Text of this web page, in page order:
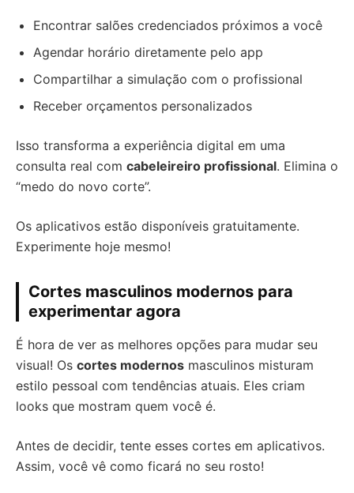
Encontrar salões credenciados próximos a você
Agendar horário diretamente pelo app
Compartilhar a simulação com o profissional
Receber orçamentos personalizados
Isso transforma a experiência digital em uma
consulta real com cabeleireiro profissional. Elimina o
“medo do novo corte”.
Os aplicativos estão disponíveis gratuitamente.
Experimente hoje mesmo!
Cortes masculinos modernos para
experimentar agora
É hora de ver as melhores opções para mudar seu
visual! Os cortes modernos masculinos misturam
estilo pessoal com tendências atuais. Eles criam
looks que mostram quem você é.
Antes de decidir, tente esses cortes em aplicativos.
Assim, você vê como ficará no seu rosto!